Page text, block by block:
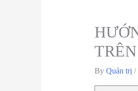
By Quản trị /